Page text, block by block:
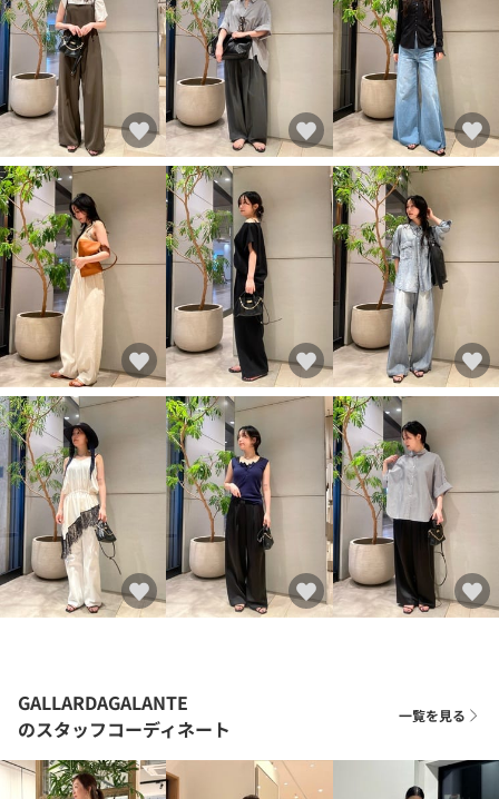
GALLARDAGALANTE
のスタッフコーディネート
一覧を見る